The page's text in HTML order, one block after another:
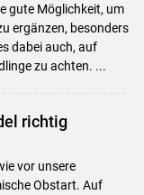
gute Möglichkeit, um
ergänzen, besonders
dabei auch, auf
zu achten. ...
richtig
vor unsere
Obstart. Auf